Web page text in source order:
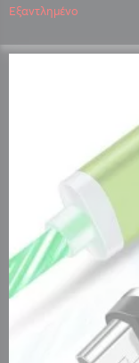
Εξαντλημένο